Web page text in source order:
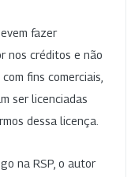
fazer
nos créditos e não
fins comerciais,
ser licenciadas
dessa licença.
na RSP, o autor